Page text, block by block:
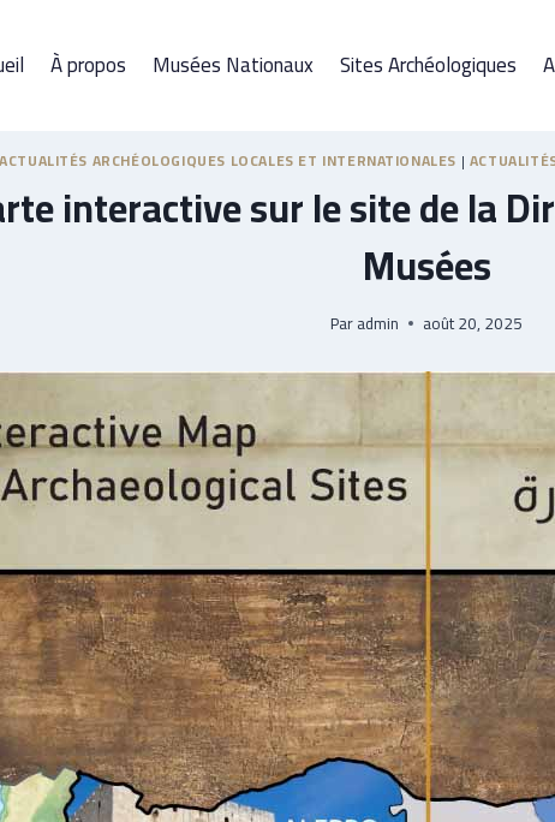
À propos Musées Nationaux Sites Archéologiques
ACTUALITÉS ARCHÉOLOGIQUES LOCALES ET INTERNATIONALES |
interactive sur le site de la
Musées
Paradmin août 20, 2025